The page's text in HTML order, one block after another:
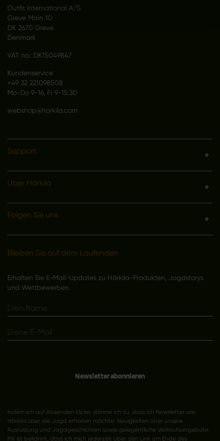
Outfit International A/S
Greve Main 10
DK 2670 Greve
Denmark
VAT no.: DK15049847
Kundenservice
+49 32 221098508
Mo-Do 9-16, Fr 9-15:30
webshop@harkila.com
Support
Über Härkila
Folgen Sie uns
Bleiben Sie auf dem Laufenden
Erhalten Sie E-Mail-Updates zu Härkila-Produkten, Jagdstorys
und Wettbewerben.
Newsletter abonnieren
Indem ich auf Absenden klicke, stimme ich zu, dass ich Newsletter von
Härkila über die Jagd erhalten möchte; Neuigkeiten über unsere
Ausrüstung und Jagdgeschichten sowie gelegentliche Verkaufsangebote.
Mir ist bekannt, dass ich mich jederzeit über den Link am Ende des